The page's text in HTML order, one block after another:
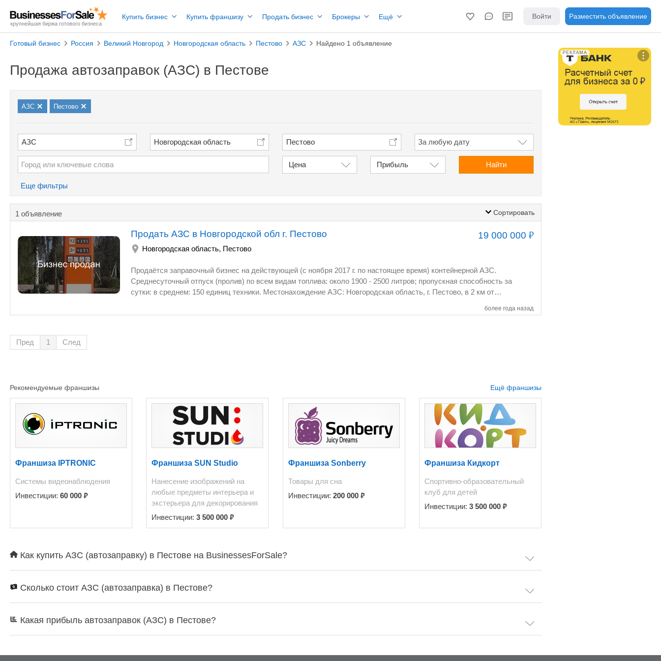
крупнейшая биржа готового бизнеса
Купить бизнес Купить франшизу Продать бизнес Брокеры Ещё Войти Разместить объявление
Готовый бизнес Россия Великий Новгород Новгородская область Пестово АЗС Найдено 1 объявление
Продажа автозаправок (АЗС) в Пестове
АЗС Пестово
АЗС Новгородская область Пестово
Цена Прибыль Найти
Еще фильтры
1 объявление Сортировать
19 000 000₽
более года назад
Продать АЗС в Новгородской обл г. Пестово
Новгородская область, Пестово
Продаётся заправочный бизнес на действующей (с ноября 2017 г. по настоящее время) контейнерной АЗС.
Среднесуточный отпуск (пролив) по всем видам топлива: около 1900 - 2500 литров; пропускная способность за
сутки: в среднем: 150 единиц техники. Местонахождение АЗС: Новгородская область, г. Пестово, в 2 км от
прибыльный объект. Общая площадь земельного участка - 1783 м.кв., площадь здания операторской - 56 кв.м.
АИ-92 (9100 л); - рез. № 3 АИ-92 (7900 л); - рез. № 4 ДТ (7900 л). Отпуск топлива производится с двух ТРК под
металлическими защитными навесами (по 4 раздаточных топливных пистолета - на каждой ТРК). Здание
операторной оборудовано новым электрическим генератором мощностью 10 КВт (на случай кратковременных
отключений электричества). Территория АЗС полностью заасфальтирована, хорошо по всему периметру -
освещена, имеет удобные для всех габаритов техники - въездные и выездные пути. Общая площадь и
магазин автозапчастей, автомобильную мойку или шиномонтаж. P.S. АЗС продаётся - в связи с
земельным участком в центре города - 19 млн рублей. По всем возникающим вопросам продажи звонить по тел.
8 916 544-26-93. Андрей Владимирович.
Пред 1 След
Ещё франшизы
Рекомендуемые франшизы
Франшиза IPTRONIC
Системы видеонаблюдения
Инвестиции: 60 000 ₽
Франшиза SUN Studio
Нанесение изображений на
любые предметы интерьера и
экстерьера для декорирования
Инвестиции:3 500 000₽
Франшиза Sonberry
Товары для сна
Инвестиции: 200 000 ₽
Франшиза Кидкорт
Cпортивно-образовательный
клуб для детей
Инвестиции:3 500 000₽
Как купить АЗС (автозаправку) в Пестове на BusinessesForSale?
Сколько стоит АЗС (автозаправка) в Пестове?
Какая прибыль автозаправок (АЗС) в Пестове?
РЕКЛАМА